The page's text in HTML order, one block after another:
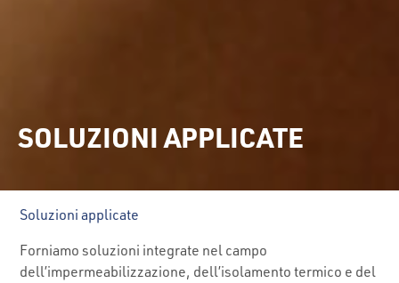
SOLUZIONI APPLICATE
Soluzioni applicate
Forniamo soluzioni integrate nel campo
dell’impermeabilizzazione, dell’isolamento termico e del